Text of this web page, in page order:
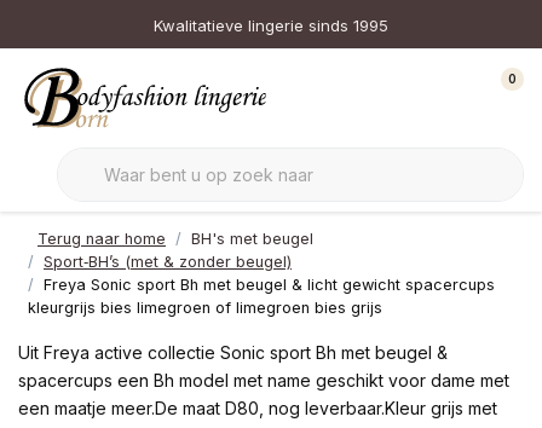
Kwalitatieve lingerie sinds 1995
0
Terug naar home
BH's met beugel
Sport‑BH’s (met & zonder beugel)
Freya Sonic sport Bh met beugel & licht gewicht spacercups
kleurgrijs bies limegroen of limegroen bies grijs
Uit Freya active collectie Sonic sport Bh met beugel &
spacercups een Bh model met name geschikt voor dame met
een maatje meer.De maat D80, nog leverbaar.Kleur grijs met